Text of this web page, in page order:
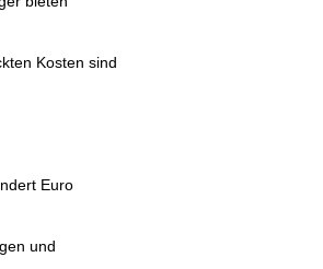
Kosten sind
Euro
und